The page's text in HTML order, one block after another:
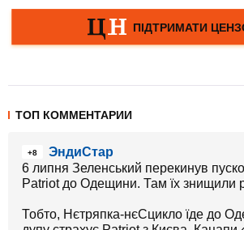
ТОП КОММЕНТАРИИ
+8
ЭндиСтар
6 липня Зеленський перекинув
Patriot до Одещини. Там їх знищили
Тобто, Нєтряпка-нєСцикло їде до